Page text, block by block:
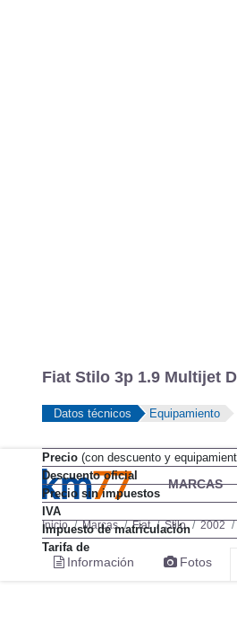
MARCAS
Inicio Marcas Fiat Stilo 2002
Información Fotos
Fiat Stilo 3p 1.9 Multijet
Datos técnicos Equipamiento
Precio (con descuento y
Descuento oficial
Precio sin impuestos
IVA
Impuesto de matriculación
Tarifa de